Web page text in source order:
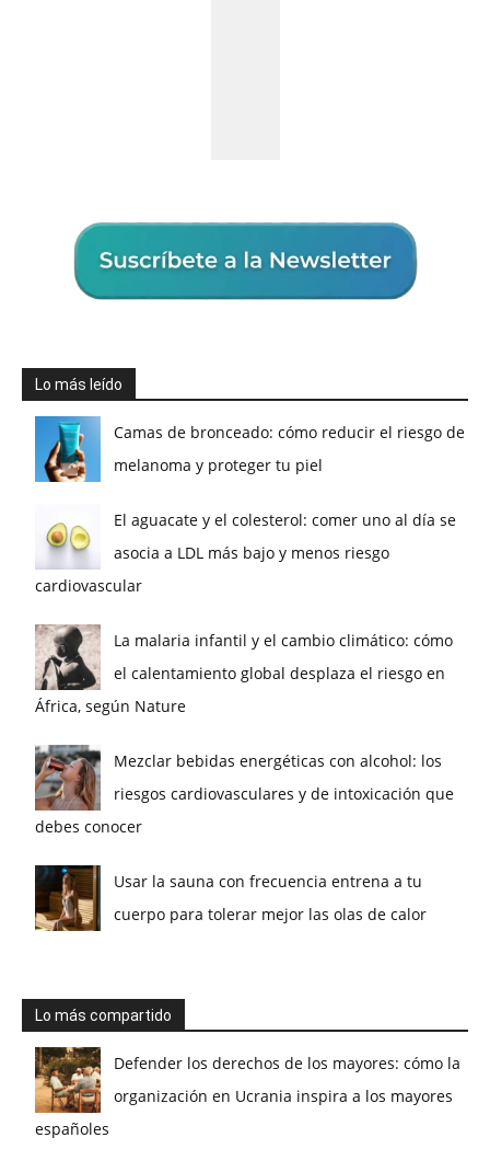
Lo más leído
Camas de bronceado: cómo reducir el riesgo de
melanoma y proteger tu piel
El aguacate y el colesterol: comer uno al día se
asocia a LDL más bajo y menos riesgo
cardiovascular
La malaria infantil y el cambio climático: cómo
el calentamiento global desplaza el riesgo en
África, según Nature
Mezclar bebidas energéticas con alcohol: los
riesgos cardiovasculares y de intoxicación que
debes conocer
Usar la sauna con frecuencia entrena a tu
cuerpo para tolerar mejor las olas de calor
Lo más compartido
Defender los derechos de los mayores: cómo la
organización en Ucrania inspira a los mayores
españoles